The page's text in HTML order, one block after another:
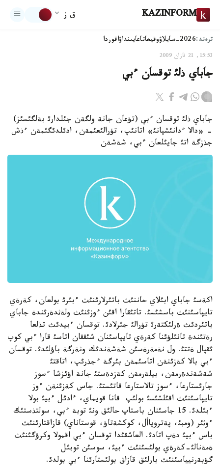
KAZINFORM ق ز
ترەند:2026-سايلاۋ وقيعاتاعايىنداۋاقوردا
15:53, 21 قازان 2009
جاباي ذلئ توقسان ءبي
جاباي ذلئ توقسان ءبي (تؤعان جانة ولگةن جئلدارئ بةلگئسئز)
- «دالا ءدانئشپانئ» اتانئپ، تؤرالئعئمةن، ادئلدئگئمةن ءذش
جذزگة اتئ جايئلعان ءبي، شةشةن
اكةسئ جاباي ابئلاي حاننئث باتئرلارئنئث ءبئرئ بولعان، كةرةي
تايپاسئنئث باسشئسئ. تاتئقارا اقئن ءوزئنئث ولةثدةرئندة جاباي
باتئردئث ةرلئكتةرئ تؤرالئ جئرلادئ. توقسان ءبيدئث تذلعا
رةتئندة تانئلؤئنا كةرةي تايپاسئنان شئققان اتاسئ قارا ءبي كوپ
ئقپال ةتتئ. ول نةمةرةسئن شةشةندئك ونةرگة باؤلئدئ. توقسان
ءبي بالا كةزئنةن اتاسئمةن بئرگة ءجذرئپ، اتاقتئ
شةشةندةرمةن، بيلةرمةن كةزدةستئ جانة اؤئزشا ءسوز
جارئستارعا، ءسوز تالاستارعا قاتئستئ. جاس كةزئنةن ءوز
تايپاسئنئث اقئلشئسئ بولئپ قانا قويماي، ءادئل ءبيئ بولا
ءبئلدئ. 15 جاسئنان باستاپ حالئق ونئ توبة ءبي، سولتذستئك
ءوثئر (ومبئ، پةتروپاأل، كوكشةتاؤ، قوستاناي) قازاقتارئنئث
باس ءبيئ دةپ اتادئ. العاشقئدا توقسان ءبي اقمولا وكرؤگئنئث
ةمةنالئ-كةرةي بولئسئنئث ءبيئ، سوسئن توبئل
گؤبةرنيياسئنئث بارلئق قازاق بولئستارئنا ءبي بولدئ.